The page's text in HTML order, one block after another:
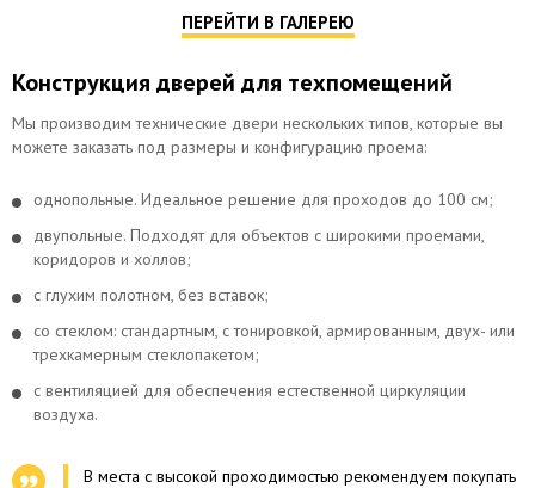
ПЕРЕЙТИ В ГАЛЕРЕЮ
Конструкция дверей для техпомещений
Мы производим технические двери нескольких типов, которые вы
можете заказать под размеры и конфигурацию проема:
однопольные. Идеальное решение для проходов до 100 см;
двупольные. Подходят для объектов с широкими проемами,
коридоров и холлов;
с глухим полотном, без вставок;
со стеклом: стандартным, с тонировкой, армированным, двух- или
трехкамерным стеклопакетом;
с вентиляцией для обеспечения естественной циркуляции
воздуха.
В места с высокой проходимостью рекомендуем покупать